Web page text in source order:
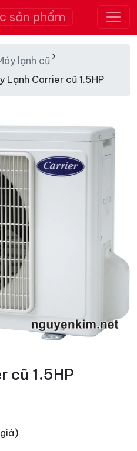
sản phẩm
lạnh cũ
Lạnh Carrier cũ 1.5HP
cũ 1.5HP